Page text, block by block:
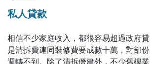
私人貸款
相信不少家庭收入，都很容易超過政府
是清拆費連同裝修費要成數十萬，對部
週轉不到。除了清拆僭建外，不少舊樓